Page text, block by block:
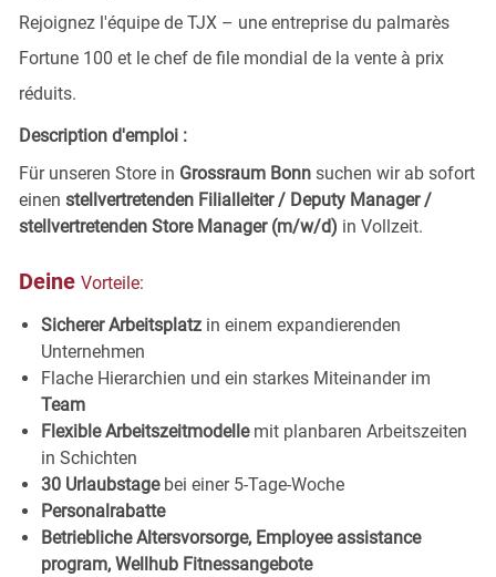
Rejoignez l'équipe de TJX – une entreprise du palmarès
Fortune 100 et le chef de file mondial de la vente à prix
réduits.
Description d'emploi :
Für unseren Store in Grossraum Bonn suchen wir ab sofort
einen stellvertretenden Filialleiter / Deputy Manager /
stellvertretenden Store Manager (m/w/d) in Vollzeit.
Deine Vorteile:
Sicherer Arbeitsplatz in einem expandierenden
Unternehmen
Flache Hierarchien und ein starkes Miteinander im
Team
Flexible Arbeitszeitmodelle mit planbaren Arbeitszeiten
in Schichten
30 Urlaubstage bei einer 5-Tage-Woche
Personalrabatte
Betriebliche Altersvorsorge, Employee assistance
program, Wellhub Fitnessangebote